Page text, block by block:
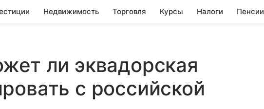
Недвижимость Торговля Курсы Налоги Пенсии
ли эквадорская
с российской